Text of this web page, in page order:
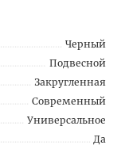
Черный
Подвесной
Закругленная
Современный
Универсальное
Да